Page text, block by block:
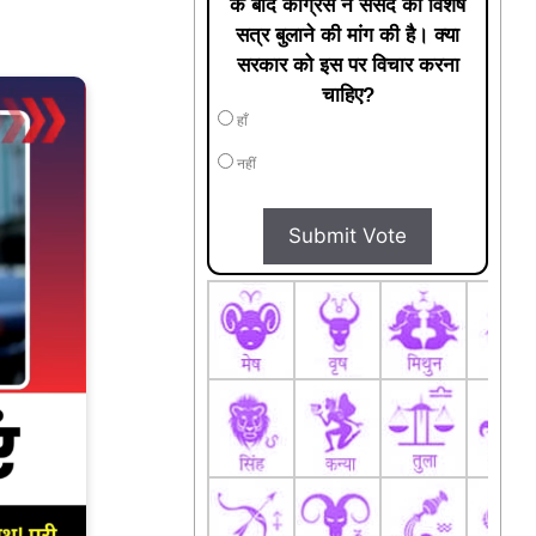
के बाद कांग्रेस ने संसद का विशेष
सत्र बुलाने की मांग की है। क्या
सरकार को इस पर विचार करना
चाहिए?
हाँ
नहीं
Submit Vote